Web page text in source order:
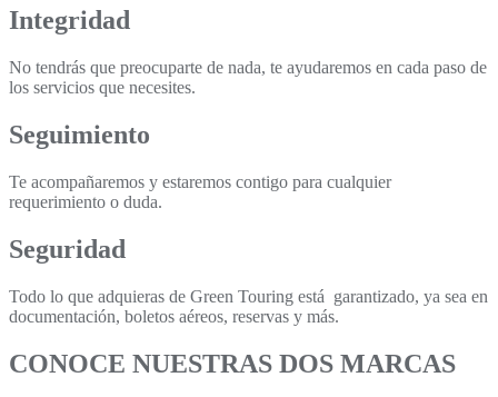
Integridad
No tendrás que preocuparte de nada, te ayudaremos en cada paso de
los servicios que necesites.
Seguimiento
Te acompañaremos y estaremos contigo para cualquier
requerimiento o duda.
Seguridad
Todo lo que adquieras de Green Touring está garantizado, ya sea en
documentación, boletos aéreos, reservas y más.
CONOCE NUESTRAS DOS MARCAS